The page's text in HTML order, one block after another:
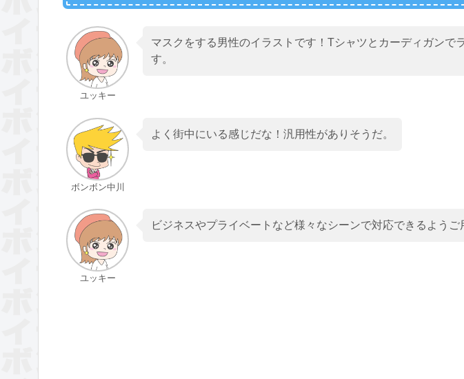
ユッキー
マスクをする男性のイラストです！Tシャツとカーディガンで
す。
ボンボン中川
よく街中にいる感じだな！汎用性がありそうだ。
ユッキー
ビジネスやプライベートなど様々なシーンで対応できるようご